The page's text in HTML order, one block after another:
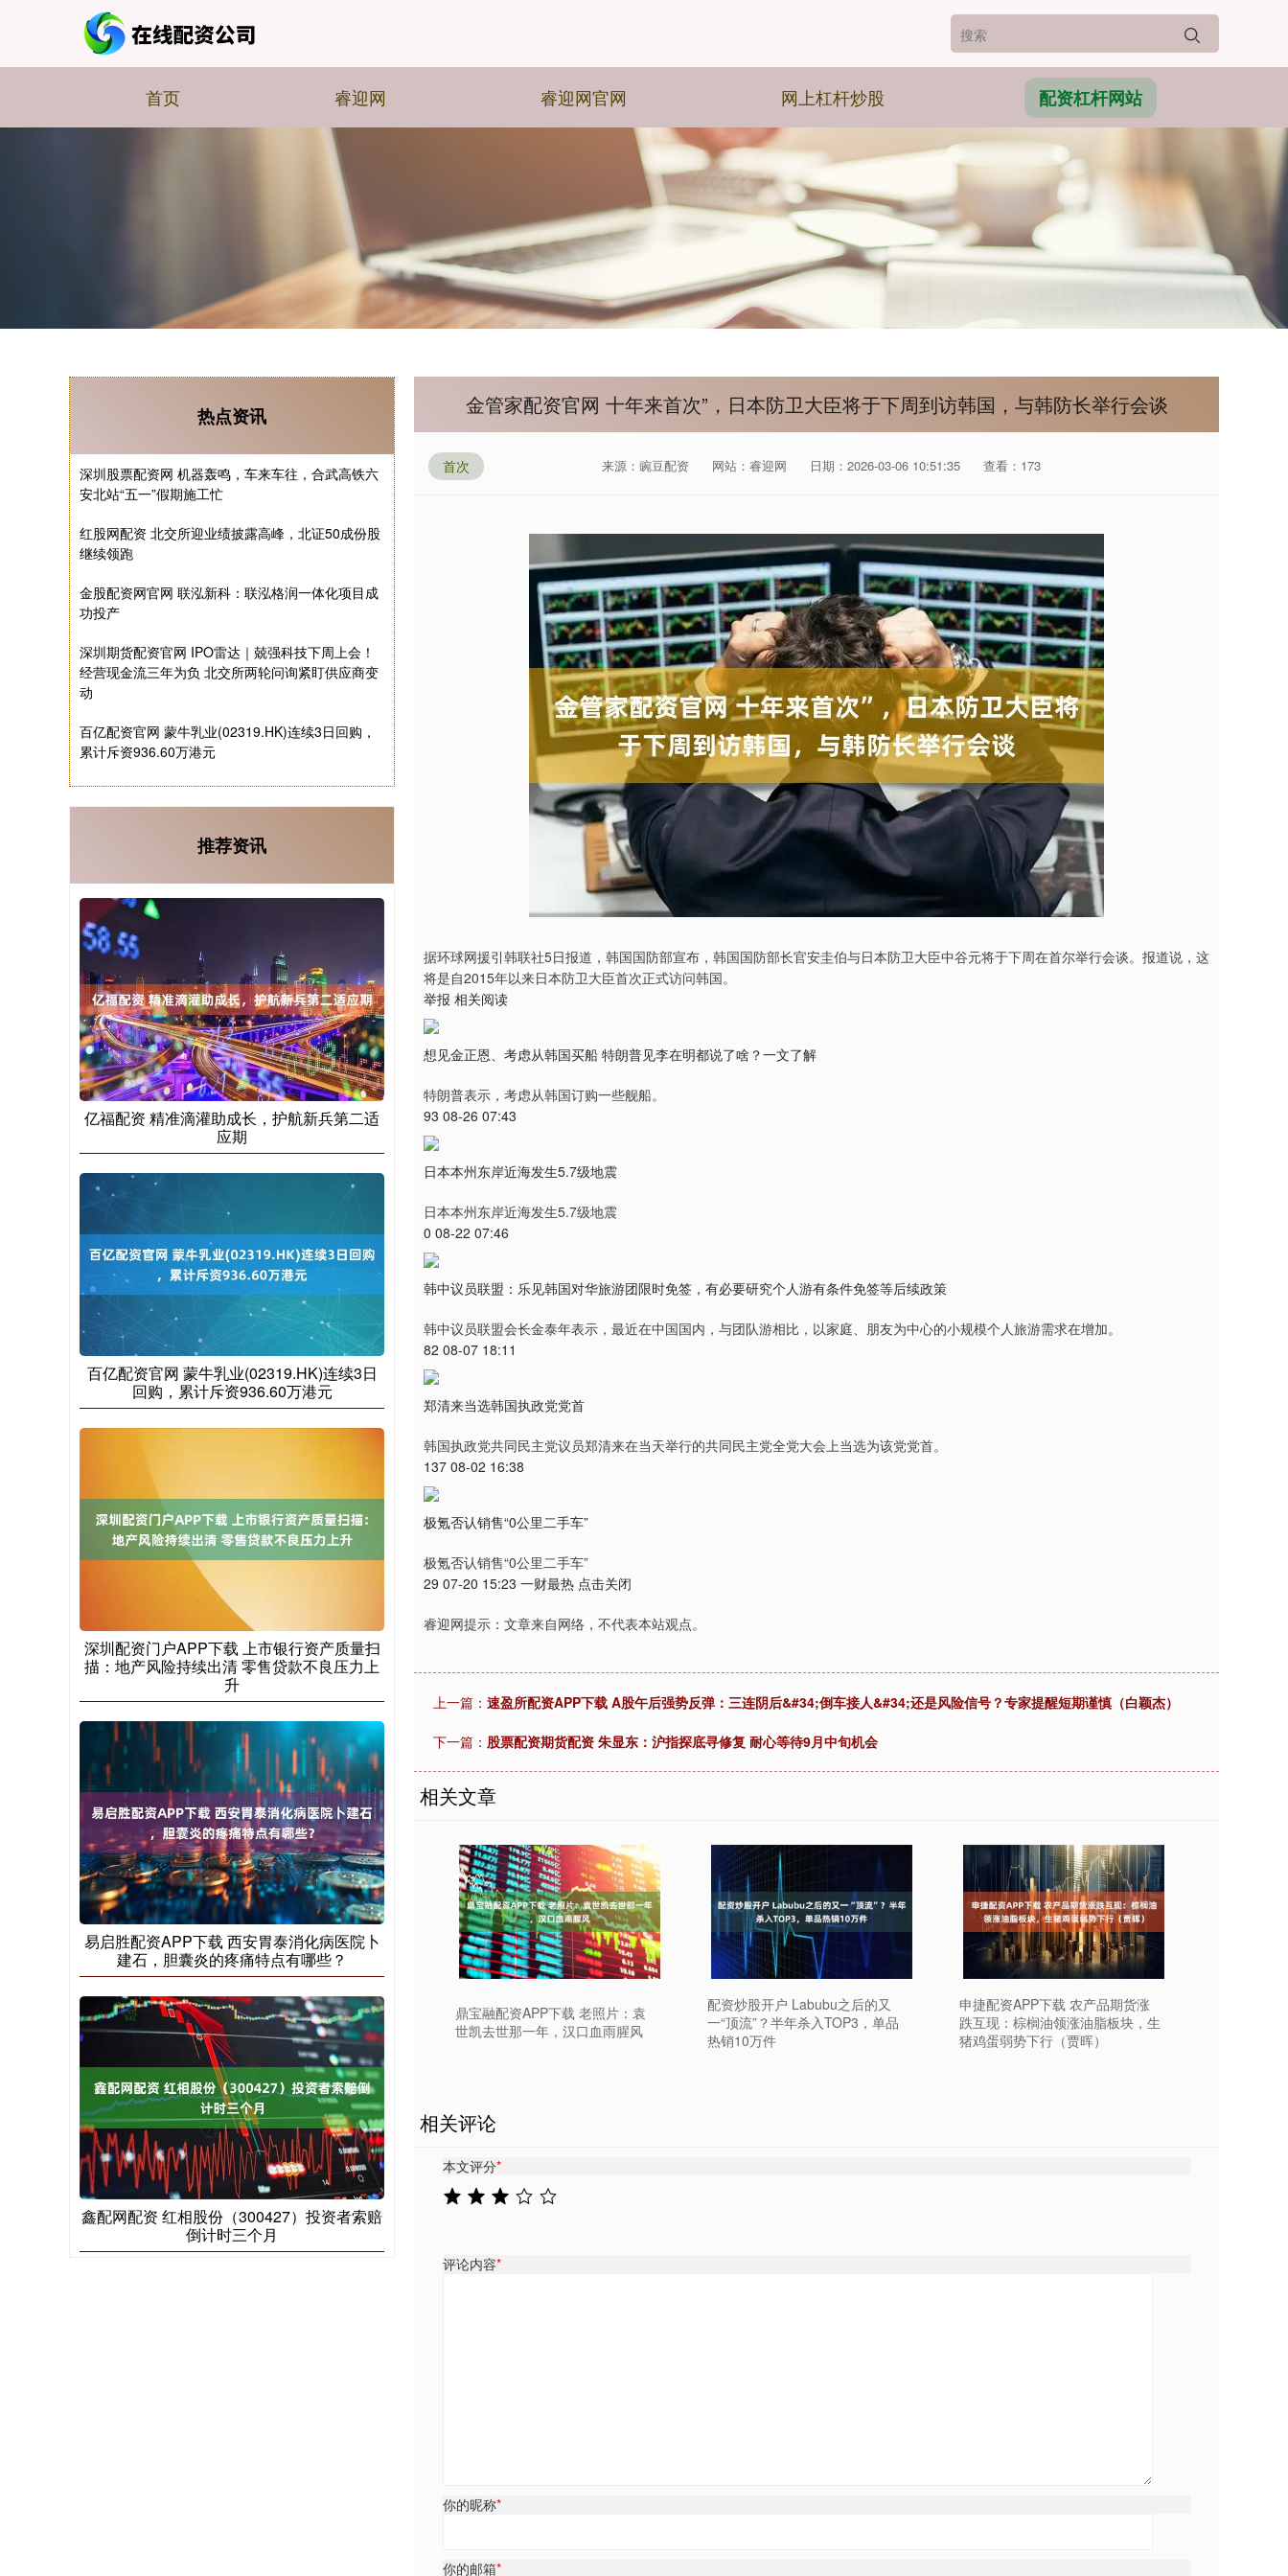
首页 睿迎网 睿迎网官网 网上杠杆炒股 配资杠杆网站
金管家配资官网 十年来首次”，日本防卫大臣将于下周到访韩国，与韩防长举行会谈
首次 来源：豌豆配资 网站：睿迎网 日期：2026-03-06 10:51:35 查看：173
据环球网援引韩联社5日报道，韩国国防部宣布，韩国国防部长官安圭伯与日本防卫大臣中谷元将于下周在首尔举行会谈。报道说，这
将是自2015年以来日本防卫大臣首次正式访问韩国。
举报 相关阅读
想见金正恩、考虑从韩国买船 特朗普见李在明都说了啥？一文了解
特朗普表示，考虑从韩国订购一些舰船。
93 08-26 07:43
日本本州东岸近海发生5.7级地震
日本本州东岸近海发生5.7级地震
0 08-22 07:46
韩中议员联盟：乐见韩国对华旅游团限时免签，有必要研究个人游有条件免签等后续政策
韩中议员联盟会长金泰年表示，最近在中国国内，与团队游相比，以家庭、朋友为中心的小规模个人旅游需求在增加。
82 08-07 18:11
郑清来当选韩国执政党党首
韩国执政党共同民主党议员郑清来在当天举行的共同民主党全党大会上当选为该党党首。
137 08-02 16:38
极氪否认销售“0公里二手车”
极氪否认销售“0公里二手车”
29 07-20 15:23 一财最热 点击关闭
睿迎网提示：文章来自网络，不代表本站观点。
上一篇： 速盈所配资APP下载 A股午后强势反弹：三连阴后&#34;倒车接人&#34;还是风险信号？专家提醒短期谨慎（白颖杰）
下一篇： 股票配资期货配资 朱显东：沪指探底寻修复 耐心等待9月中旬机会
相关文章
鼎宝融配资APP下载 老照片：袁
世凯去世那一年，汉口血雨腥风
配资炒股开户 Labubu之后的又
一“顶流”？半年杀入TOP3，单品
热销10万件
申捷配资APP下载 农产品期货涨
跌互现：棕榈油领涨油脂板块，生
猪鸡蛋弱势下行（贾晖）
相关评论
本文评分*
评论内容*
你的昵称*
你的邮箱*
热点资讯
深圳股票配资网 机器轰鸣，车来车往，合武高铁六
安北站“五一”假期施工忙
红股网配资 北交所迎业绩披露高峰，北证50成份股
继续领跑
金股配资网官网 联泓新科：联泓格润一体化项目成
功投产
深圳期货配资官网 IPO雷达｜兢强科技下周上会！
经营现金流三年为负 北交所两轮问询紧盯供应商变
动
百亿配资官网 蒙牛乳业(02319.HK)连续3日回购，
累计斥资936.60万港元
推荐资讯
亿福配资 精准滴灌助成长，护航新兵第二适
应期
百亿配资官网 蒙牛乳业(02319.HK)连续3日
回购，累计斥资936.60万港元
深圳配资门户APP下载 上市银行资产质量扫
描：地产风险持续出清 零售贷款不良压力上
升
易启胜配资APP下载 西安胃泰消化病医院卜
建石，胆囊炎的疼痛特点有哪些？
鑫配网配资 红相股份（300427）投资者索赔
倒计时三个月